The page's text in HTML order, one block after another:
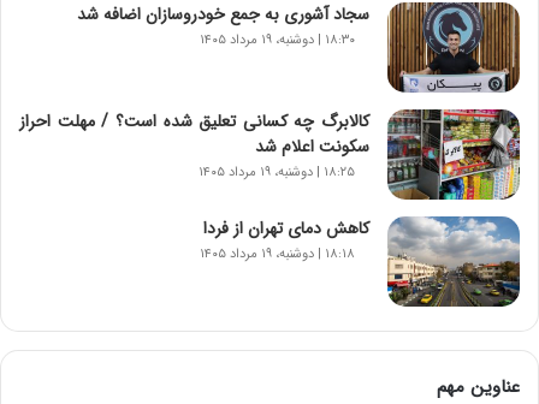
ر
ن‌
و
د
ر
و
ب
ر
ا
ی
ت
و
ل
سجاد آشوری به جمع خودروسازان اضافه شد
۱۸:۳۰ | دوشنبه، ۱۹ مرداد ۱۴۰۵
کالابرگ چه کسانی تعلیق شده است؟ / مهلت احراز
سکونت اعلام شد
۱۸:۲۵ | دوشنبه، ۱۹ مرداد ۱۴۰۵
کاهش دمای تهران از فردا
۱۸:۱۸ | دوشنبه، ۱۹ مرداد ۱۴۰۵
عناوین مهم